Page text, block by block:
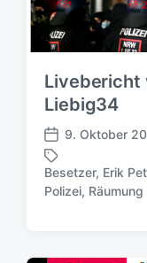
Livebericht
Liebig34
V
e
r
ö
e
9. Oktober
S
a
Besetzer, Erik
Polizei, Räumung